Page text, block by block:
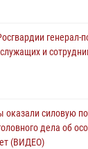
генерал-
и
оказали силовую
дела об
(ВИДЕО)